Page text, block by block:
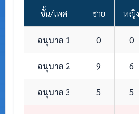
ชั้น/เพศ ชาย หญิง
อนุบาล 1 0 0
อนุบาล 2 9 6
อนุบาล 3 5 5